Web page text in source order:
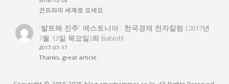
건프라의 세계로 오세요
‘발트해 진주’ 에스토니아 : 한국경제 천자칼럼 (2017년
7월 13일 목요일)의 Bablofil
2017-07-17
Thanks, great article.